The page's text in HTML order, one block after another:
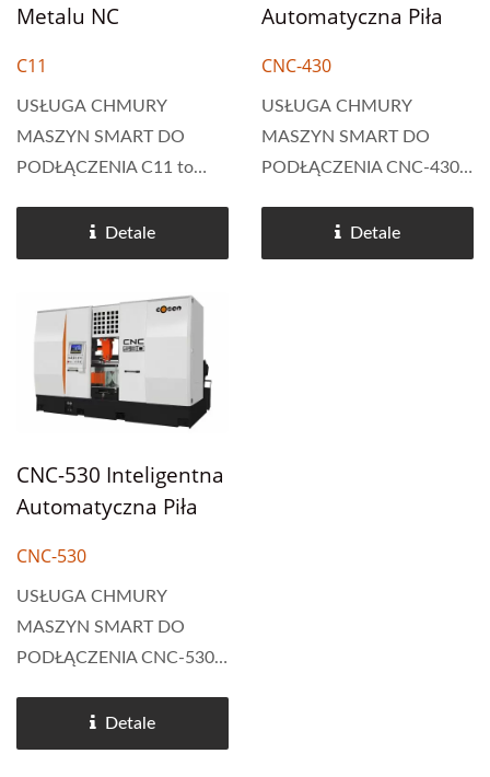
Metalu NC
Pozioma Piła
Taśmowa Typu
Kolumnowego 1100 X
1100 Mm.
C11
USŁUGA CHMURY
MASZYN SMART DO
PODŁĄCZENIA C11 to
podwójnym kolumnowym
systemem, która posiada
z automatycznym
pierwszym (przycinającym)
cięciem,...
Detale
Automatyczna Piła
CNC-430
USŁUGA CHMURY
MASZYN SMART DO
PODŁĄCZENIA CNC-430
taśmowa o wysokiej
wydajności,
Detale
CNC-530 Inteligentna
Automatyczna Piła
CNC-530
USŁUGA CHMURY
MASZYN SMART DO
PODŁĄCZENIA CNC-530
obsługi większych i
trudniejszych materiałów z
Detale